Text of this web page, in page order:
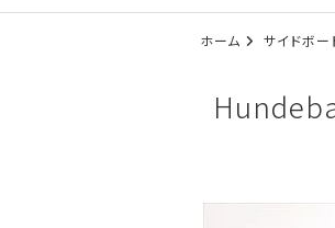
ホーム サイドボー